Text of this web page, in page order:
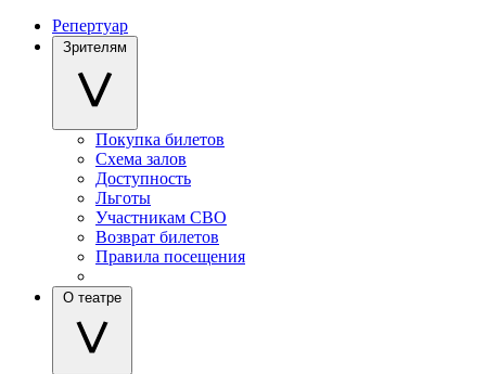
Репертуар
Зрителям
Покупка билетов
Схема залов
Доступность
Льготы
Участникам СВО
Возврат билетов
Правила посещения
О театре